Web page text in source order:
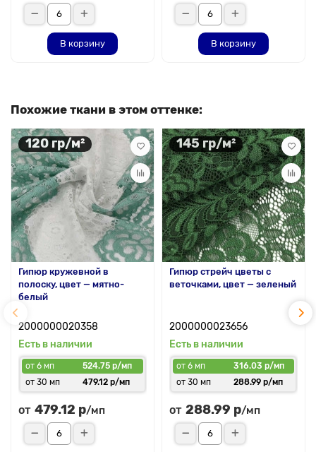
В корзину В корзину
Похожие ткани в этом оттенке:
120 гр/м²
Гипюр кружевной в
полоску, цвет — мятно-
белый
2000000020358
Есть в наличии
от 6 мп
524.75 р/мп
от 30 мп
479.12 р/мп
от 479.12 р/мп
145 гр/м²
Гипюр стрейч цветы с
веточками, цвет — зеленый
2000000023656
Есть в наличии
от 6 мп
316.03 р/мп
от 30 мп
288.99 р/мп
от 288.99 р/мп